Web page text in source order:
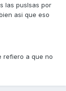
las puslsas por
asi que eso
refiero a que no